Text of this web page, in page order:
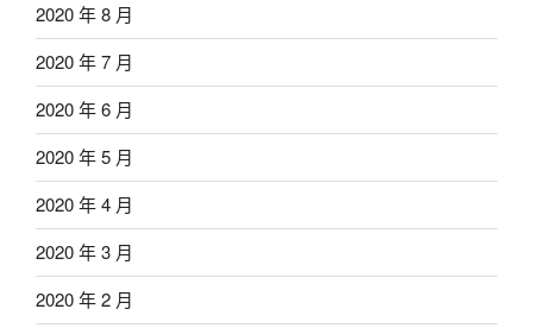
2020 年 8 月
2020 年 7 月
2020 年 6 月
2020 年 5 月
2020 年 4 月
2020 年 3 月
2020 年 2 月